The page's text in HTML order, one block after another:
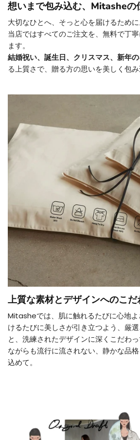
想いまで包み込む、Mitasheの
大切なひとへ、そっと心を届けるために
当店ではすべてのご注文を、無料で丁
ます。
結婚祝い、誕生日、クリスマス、新年の
る上質さで、贈る方の思いを美しく包み
上質な素材とデザインへのこだ
Mitasheでは、肌に触れるたびに心地
けるたびに美しさが引き立つよう、厳
と、洗練されたデザインに深くこだわ
ながらも流行に流されない、静かな品
込めて。